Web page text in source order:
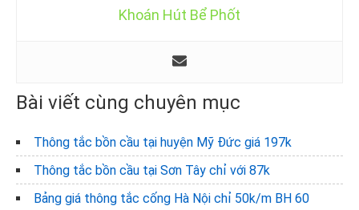
Khoán Hút Bể Phốt
Bài viết cùng chuyên mục
Thông tắc bồn cầu tại huyện Mỹ Đức giá 197k
Thông tắc bồn cầu tại Sơn Tây chỉ với 87k
Bảng giá thông tắc cống Hà Nội chỉ 50k/m BH 60